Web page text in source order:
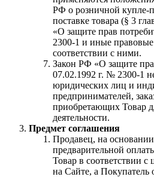
РФ о розничной купле-
поставке товара (§ 3
«О защите прав
2300-1 и иные
соответствии с ними.
Закон РФ «О защите
07.02.1992 г. № 2300-1
юридических лиц и
предпринимателей,
приобретающих Товар
деятельности.
Предмет соглашения
Продавец, на
предварительной
Товар в соответствии
на Сайте, а Покупатель